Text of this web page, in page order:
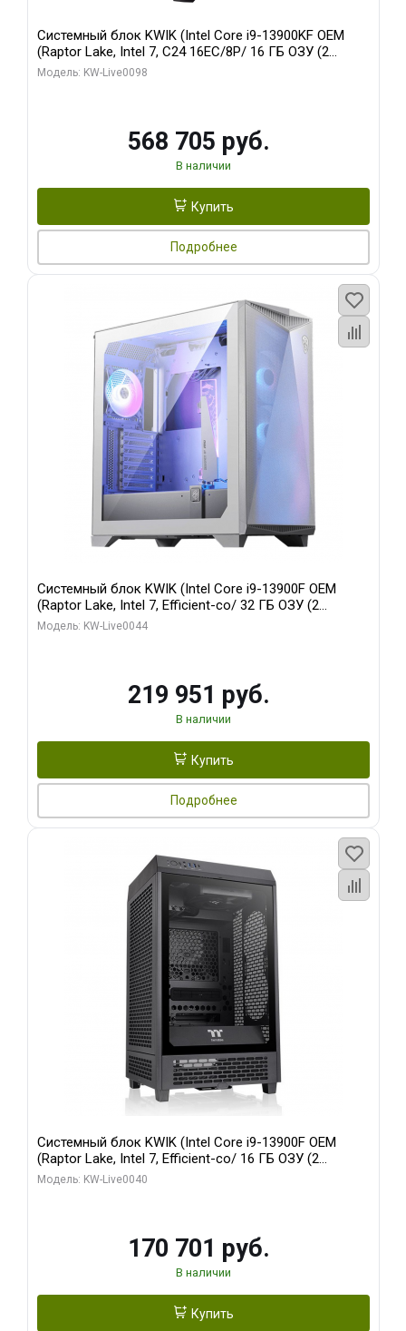
Системный блок KWIK (Intel Core i9-13900KF OEM
(Raptor Lake, Intel 7, C24 16EC/8P/ 16 ГБ ОЗУ (2
модуля)/ Afox RTX4090 24GB GDDR6X 384-Bit 3xDP
Модель: KW-Live0098
568 705 руб.
В наличии
Купить
Подробнее
Системный блок KWIK (Intel Core i9-13900F OEM
(Raptor Lake, Intel 7, Efficient-co/ 32 ГБ ОЗУ (2
модуля)/ Gigabyte RTX5070Ti AERO OC 16GB GDDR7
Модель: KW-Live0044
219 951 руб.
В наличии
Купить
Подробнее
Системный блок KWIK (Intel Core i9-13900F OEM
(Raptor Lake, Intel 7, Efficient-co/ 16 ГБ ОЗУ (2
модуля)/ Gigabyte RTX5070 GAMING OC 12GB GDDR7
Модель: KW-Live0040
170 701 руб.
В наличии
Купить